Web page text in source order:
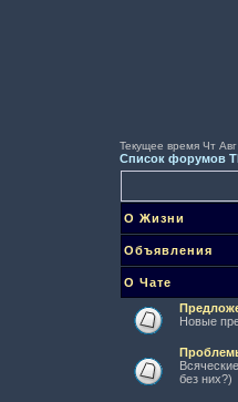
Текущее время Чт
Список форумов
О Жизни
Объявления
О Чате
Новые
без них?)